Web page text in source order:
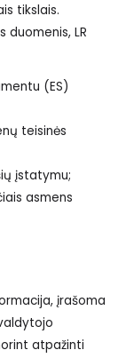
tikslais.
LR
(ES)
teisinės
įstatymu;
asmens
įrašoma
atpažinti